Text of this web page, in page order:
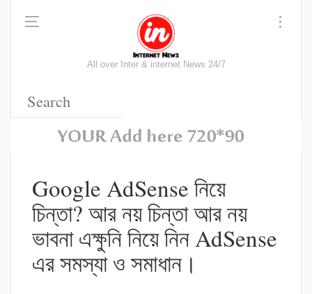
All over Inter & internet News 24/7
Google AdSense নিয়ে
চিন্তা? আর নয় চিন্তা আর নয়
ভাবনা এক্ষুনি নিয়ে নিন AdSense
এর সমস্যা ও সমাধান।